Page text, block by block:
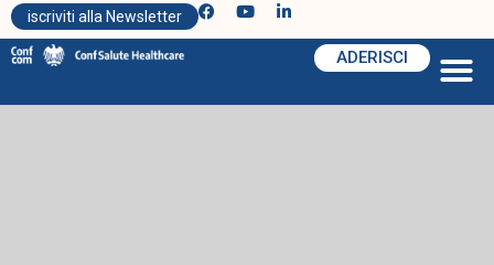
iscriviti alla Newsletter
ADERISCI